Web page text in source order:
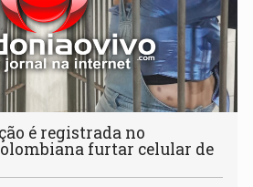
é registrada no
furtar celular de